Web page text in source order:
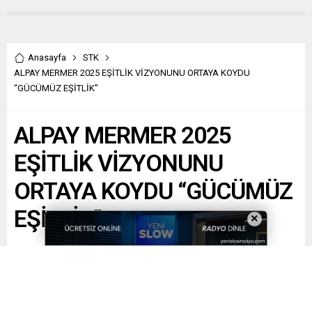
Anasayfa
STK
ALPAY MERMER 2025 EŞİTLİK VİZYONUNU ORTAYA KOYDU
“GÜCÜMÜZ EŞİTLİK”
ALPAY MERMER 2025
EŞİTLİK VİZYONUNU
ORTAYA KOYDU “GÜCÜMÜZ
EŞİTLİK”
×